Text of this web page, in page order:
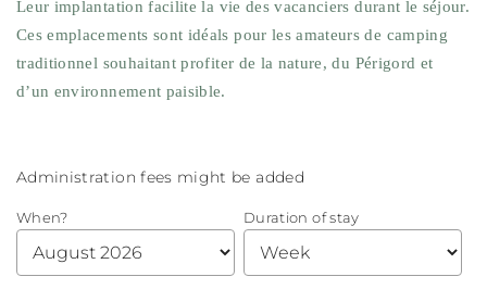
Leur implantation facilite la vie des vacanciers durant le séjour.
Ces emplacements sont idéals pour les amateurs de camping
traditionnel souhaitant profiter de la nature, du Périgord et
d’un environnement paisible.